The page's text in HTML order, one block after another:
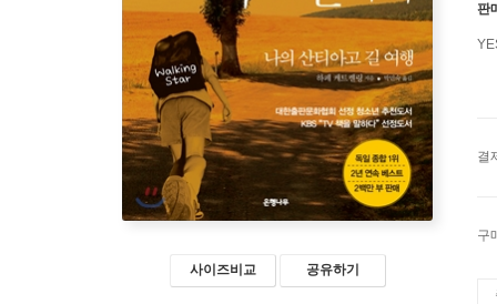
사이즈비교 공유하기
판
결
구